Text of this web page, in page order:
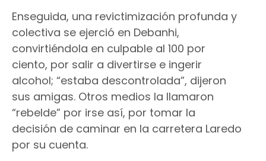
Enseguida, una revictimización profunda y
colectiva se ejerció en Debanhi,
convirtiéndola en culpable al 100 por
ciento, por salir a divertirse e ingerir
alcohol; “estaba descontrolada”, dijeron
sus amigas. Otros medios la llamaron
“rebelde” por irse así, por tomar la
decisión de caminar en la carretera Laredo
por su cuenta.